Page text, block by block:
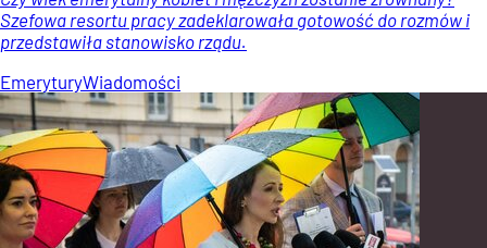
Szefowa resortu pracy zadeklarowała gotowość do rozmów i
przedstawiła stanowisko rządu.
EmeryturyWiadomości